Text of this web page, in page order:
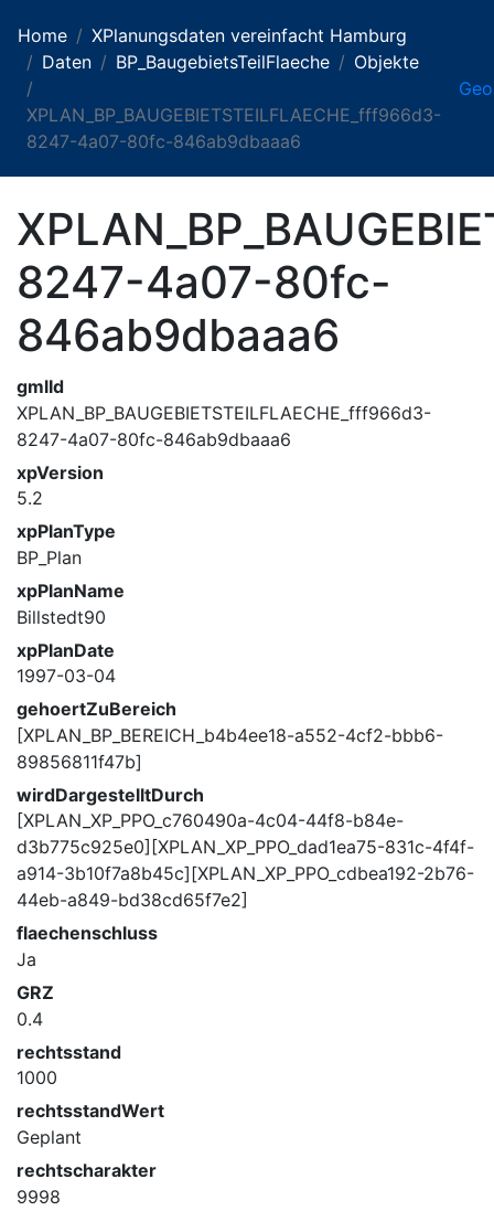
Home
XPlanungsdaten vereinfacht Hamburg
Daten
BP_BaugebietsTeilFlaeche Objekte
XPLAN_BP_BAUGEBIETSTEILFLAECHE_fff966d3-
8247-4a07-80fc-846ab9dbaaa6
8247-4a07-80fc-
846ab9dbaaa6
gmlId
XPLAN_BP_BAUGEBIETSTEILFLAECHE_fff966d3-
8247-4a07-80fc-846ab9dbaaa6
xpVersion
5.2
xpPlanType
BP_Plan
xpPlanName
Billstedt90
xpPlanDate
1997-03-04
gehoertZuBereich
[XPLAN_BP_BEREICH_b4b4ee18-a552-4cf2-bbb6-
89856811f47b]
wirdDargestelltDurch
[XPLAN_XP_PPO_c760490a-4c04-44f8-b84e-
d3b775c925e0][XPLAN_XP_PPO_dad1ea75-831c-4f4f-
a914-3b10f7a8b45c][XPLAN_XP_PPO_cdbea192-2b76-
44eb-a849-bd38cd65f7e2]
flaechenschluss
Ja
GRZ
0.4
rechtsstand
1000
rechtsstandWert
Geplant
rechtscharakter
9998